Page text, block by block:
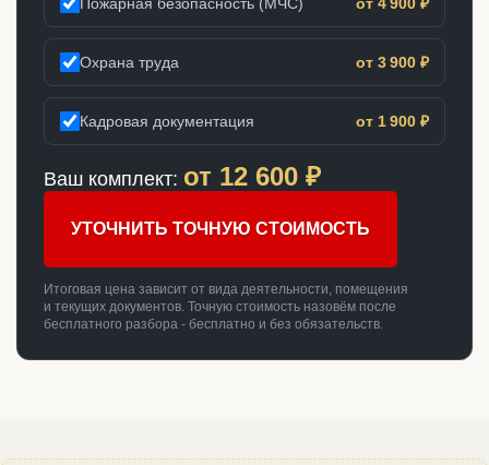
Охрана труда от 3 900 ₽
Кадровая документация от 1 900 ₽
Ваш комплект: от 12 600 ₽
УТОЧНИТЬ ТОЧНУЮ СТОИМОСТЬ
Итоговая цена зависит от вида деятельности, помещения
и текущих документов. Точную стоимость назовём после
бесплатного разбора - бесплатно и без обязательств.